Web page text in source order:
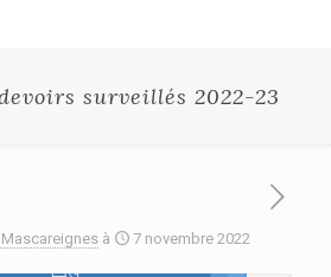
surveillés 2022-23
à 7 novembre 2022